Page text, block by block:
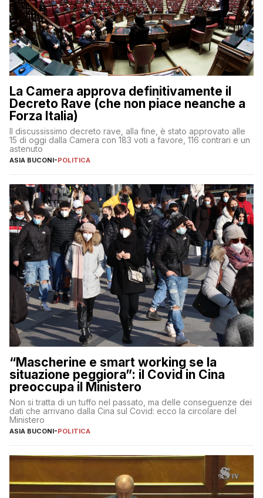
La Camera approva definitivamente il
Decreto Rave (che non piace neanche a
Forza Italia)
Il discussissimo decreto rave, alla fine, è stato approvato alle
15 di oggi dalla Camera con 183 voti a favore, 116 contrari e un
astenuto
ASIA BUCONI-POLITICA
“Mascherine e smart working se la
situazione peggiora”: il Covid in Cina
preoccupa il Ministero
Non si tratta di un tuffo nel passato, ma delle conseguenze dei
dati che arrivano dalla Cina sul Covid: ecco la circolare del
Ministero
ASIA BUCONI-POLITICA